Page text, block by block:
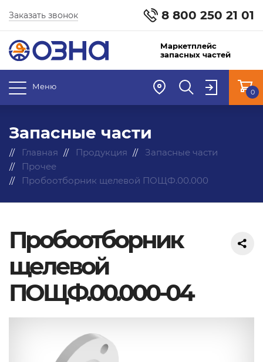
8 800 250 21 01
Заказать звонок
Маркетплейс
запасных частей
Меню
0
Запасные части
Главная Продукция
Запасные части
Прочее
Пробоотборник щелевой ПОЩФ.00.000
Пробоотборник
щелевой
ПОЩФ.00.000-04